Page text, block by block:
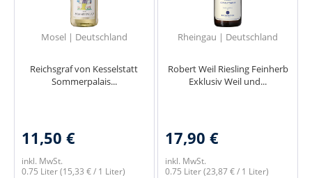
Mosel | Deutschland
Reichsgraf von Kesselstatt
Sommerpalais...
11,50 €
inkl. MwSt.
0.75 Liter(15,33 € / 1 Liter)
Rheingau | Deutschland
Robert Weil Riesling Feinherb
Exklusiv Weil und...
17,90 €
inkl. MwSt.
0.75 Liter(23,87 € / 1 Liter)